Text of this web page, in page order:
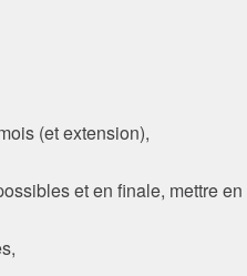
(et extension),
et en finale, mettre